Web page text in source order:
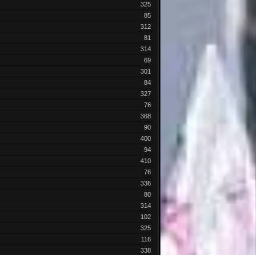
325
85
312
81
314
69
301
84
327
76
368
90
400
94
410
76
336
80
314
102
325
116
338